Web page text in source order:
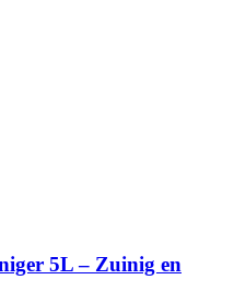
5L – Zuinig en